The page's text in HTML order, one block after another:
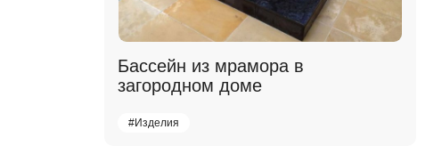
Бассейн из мрамора в
загородном доме
#Изделия